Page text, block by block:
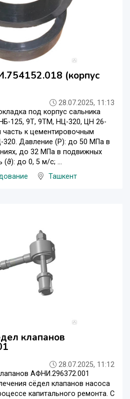
(корпус
28.07.2025, 11:13
под корпус сальника
125, 9Т, 9ТМ, НЦ-320, ЦН 26-
часть к цементировочным
320. Давление (Р): до 50 МПа в
до 32 МПа в подвижных
(ϑ): до 0, 5 м/с; ...
Ташкент
клапанов
28.07.2025, 11:12
АФНИ.296372.001
сёдел клапанов насоса
капитального ремонта. С